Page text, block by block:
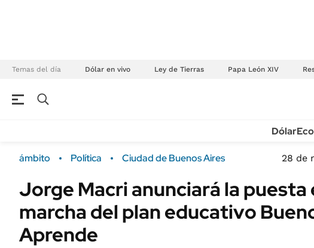
Temas del día Dólar en vivo Ley de Tierras Papa León XIV
Campo
FINANZAS
Dólar
Sustentabilidad
Seguros
Dólar
ámbito Política Ciudad de Buenos Aires 28 de
Jorge Macri anunciará la puesta
marcha del plan educativo
Aprende